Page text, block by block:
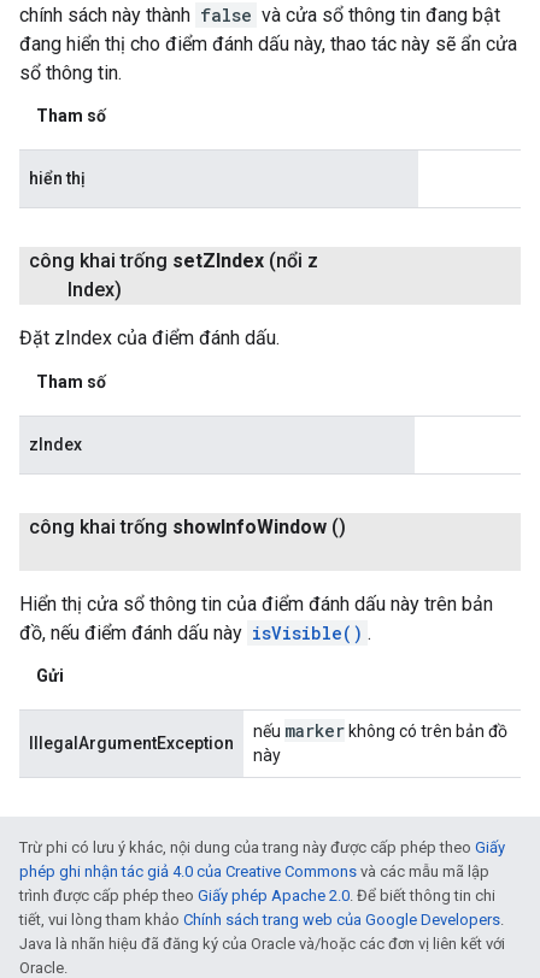
chính sách này thành false và cửa sổ thông tin đang bật
đang hiển thị cho điểm đánh dấu này, thao tác này sẽ ẩn cửa
sổ thông tin.
Tham số
hiển thị
công khai trống setZIndex (nổi z
Index)
Đặt zIndex của điểm đánh dấu.
Tham số
zIndex
công khai trống showInfoWindow ()
Hiển thị cửa sổ thông tin của điểm đánh dấu này trên bản
đồ, nếu điểm đánh dấu này isVisible() .
Gửi
IllegalArgumentException
nếu marker không có trên bản đồ
này
Trừ phi có lưu ý khác, nội dung của trang này được cấp phép theo Giấy
phép ghi nhận tác giả 4.0 của Creative Commons và các mẫu mã lập
trình được cấp phép theo Giấy phép Apache 2.0 . Để biết thông tin chi
tiết, vui lòng tham khảo Chính sách trang web của Google Developers
Java là nhãn hiệu đã đăng ký của Oracle và/hoặc các đơn vị liên kết với
Oracle.